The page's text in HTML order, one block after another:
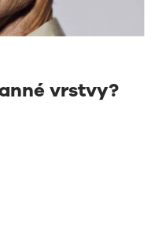
vrstvy?